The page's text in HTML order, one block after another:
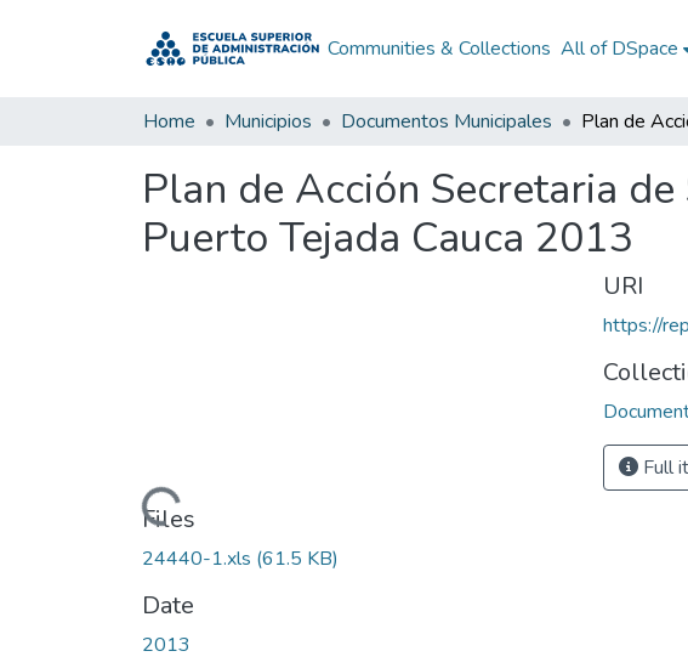
Communities & Collections All of DSpace
Home Municipios Documentos Municipales
Plan de Acción Secretaria
Puerto Tejada Cauca 2013
Loading...
Files
24440-1.xls (61.5 KB)
Date
2013
URI
https://
Full